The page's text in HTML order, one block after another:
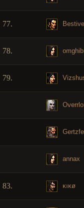
77.
78.
79.
annax
83. ĸıĸø